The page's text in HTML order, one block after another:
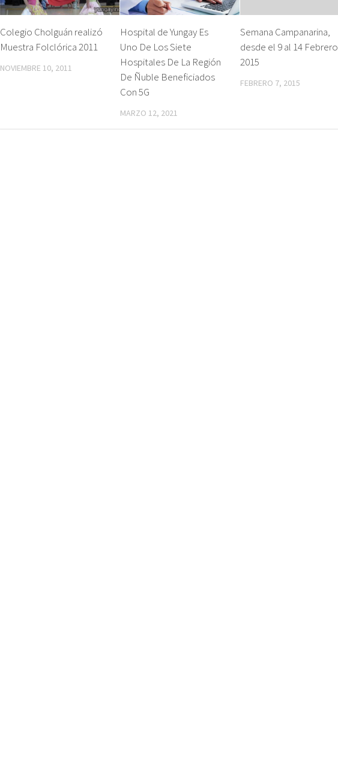
Colegio Cholguán realizó
Muestra Folclórica 2011
NOVIEMBRE 10, 2011
Hospital de Yungay Es
Uno De Los Siete
Hospitales De La Región
De Ñuble Beneficiados
Con 5G
MARZO 12, 2021
Semana Campanarina,
desde el 9 al 14 Febrero
2015
FEBRERO 7, 2015